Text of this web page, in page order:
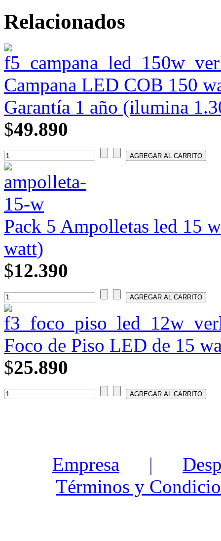
Relacionados
Campana LED COB 150
Garantía 1 año (ilumina
$49.890
Pack 5 Ampolletas led 15
watt)
$12.390
Foco de Piso LED de 15
$25.890
Empresa |
Términos y